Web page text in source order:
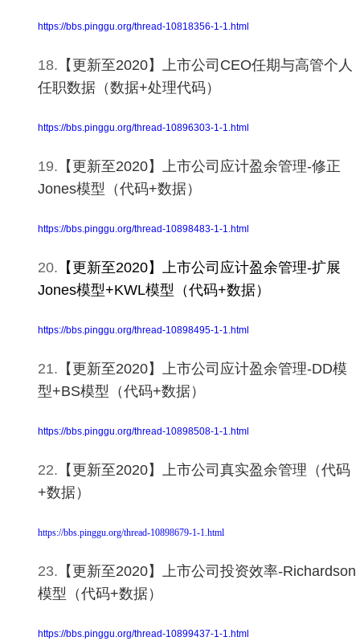
https://bbs.pinggu.org/thread-10818356-1-1.html
18. 【更新至2020】上市公司CEO任期与高管个人
任职数据（数据+处理代码）
https://bbs.pinggu.org/thread-10896303-1-1.html
19. 【更新至2020】上市公司应计盈余管理-修正
Jones模型（代码+数据）
https://bbs.pinggu.org/thread-10898483-1-1.html
20. 【更新至2020】 上市公司应计盈余管理-扩展
Jones模型+KWL模型（代码+数据）
https://bbs.pinggu.org/thread-10898495-1-1.html
21. 【更新至2020】上市公司应计盈余管理-DD模
型+BS模型（代码+数据）
https://bbs.pinggu.org/thread-10898508-1-1.html
22. 【更新至2020】上市公司真实盈余管理（代码
+数据）
https://bbs.pinggu.org/thread-10898679-1-1.html
23. 【更新至2020】上市公司投资效率-Richardson
模型（代码+数据）
https://bbs.pinggu.org/thread-10899437-1-1.html